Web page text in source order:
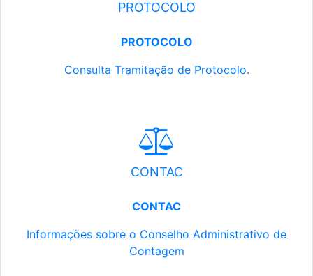
PROTOCOLO
PROTOCOLO
Consulta Tramitação de Protocolo.
CONTAC
CONTAC
Informações sobre o Conselho Administrativo de
Contagem